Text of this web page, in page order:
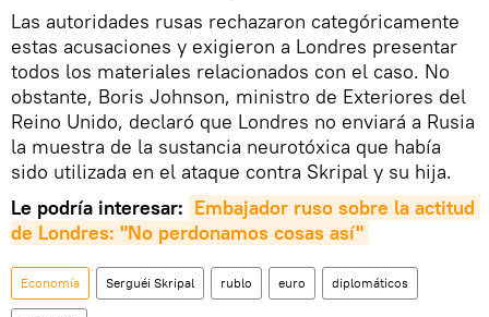
Las autoridades rusas rechazaron categóricamente
estas acusaciones y exigieron a Londres presentar
todos los materiales relacionados con el caso. No
obstante, Boris Johnson, ministro de Exteriores del
Reino Unido, declaró que Londres no enviará a Rusia
la muestra de la sustancia neurotóxica que había
sido utilizada en el ataque contra Skripal y su hija.
Le podría interesar: Embajador ruso sobre la actitud
de Londres: "No perdonamos cosas así"
Economía Serguéi Skripal rublo euro diplomáticos